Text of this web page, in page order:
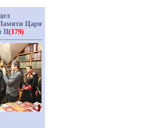
Царя
II(179)